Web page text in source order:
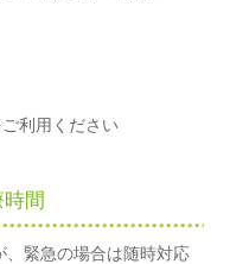
利用ください
間
、緊急の場合は随時対応